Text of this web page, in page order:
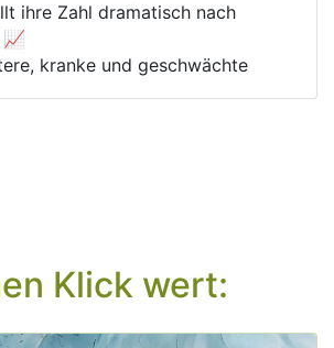
ihre Zahl dramatisch nach
📈
kranke und geschwächte
Klick wert: